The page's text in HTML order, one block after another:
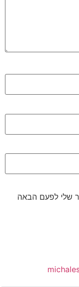
שלי לפעם הבאה